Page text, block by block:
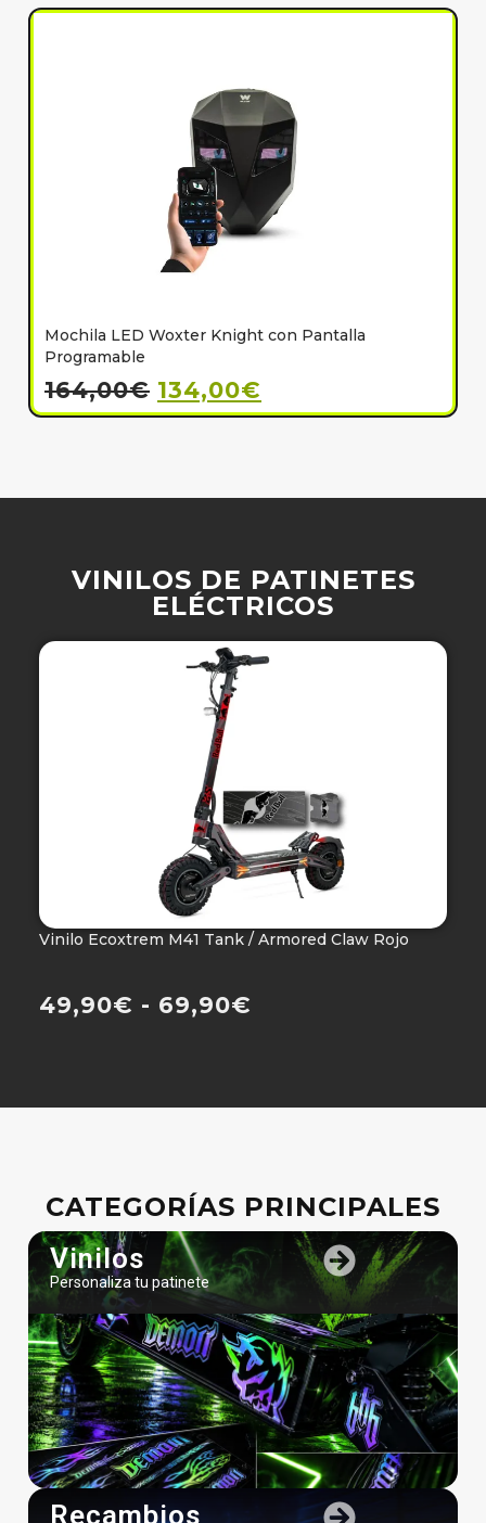
Mochila LED Woxter Knight con Pantalla
Programable
164,00€ 134,00€
VINILOS DE PATINETES
ELÉCTRICOS
Vinilo Ecoxtrem M41 Tank / Armored Claw Rojo
49,90€ - 69,90€
CATEGORÍAS PRINCIPALES
Vinilos
Personaliza tu patinete
Recambios